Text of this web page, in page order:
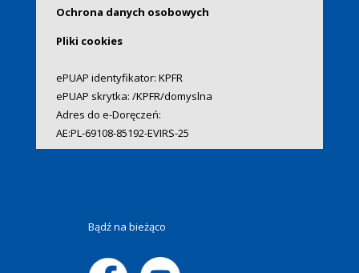
Ochrona danych osobowych
Pliki cookies
ePUAP identyfikator: KPFR
ePUAP skrytka: /KPFR/domyslna
Adres do e-Doręczeń:
AE:PL-69108-85192-EVIRS-25
Bądź na bieżąco